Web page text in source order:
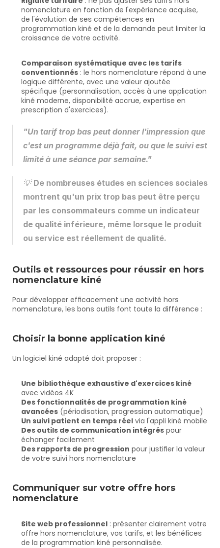
nomenclature en fonction de l'expérience acquise,
de l'évolution de ses compétences en
programmation kiné et de la demande peut limiter la
croissance de votre activité.
Comparaison systématique avec les tarifs
conventionnés : le hors nomenclature répond à une
logique différente, avec une valeur ajoutée
spécifique (personnalisation, accès à une application
kiné moderne, disponibilité accrue, expertise en
prescription d'exercices).
"Un tarif trop bas peut donner l'impression que
c'est un programme déjà fait, ou que le suivi est
limité à une séance par semaine."
💡 De nombreuses études en sciences sociales
montrent qu'un prix trop bas peut être perçu
par les consommateurs comme un indicateur
de qualité inférieure, même lorsque le produit
ou service est réellement de qualité.
Outils et ressources pour réussir en hors
nomenclature kiné
Pour développer efficacement une activité hors
nomenclature, les bons outils font toute la différence :
Choisir la bonne application kiné
Un logiciel kiné adapté doit proposer :
Une bibliothèque exhaustive d'exercices kiné
avec vidéos 4K
Des fonctionnalités de programmation kiné
avancées (périodisation, progression automatique)
Un suivi patient en temps réel via l'appli kiné mobile
Des outils de communication intégrés pour
échanger facilement
Des rapports de progression pour justifier la valeur
de votre suivi hors nomenclature
Communiquer sur votre offre hors
nomenclature
Site web professionnel : présenter clairement votre
offre hors nomenclature, vos tarifs, et les bénéfices
de la programmation kiné personnalisée.